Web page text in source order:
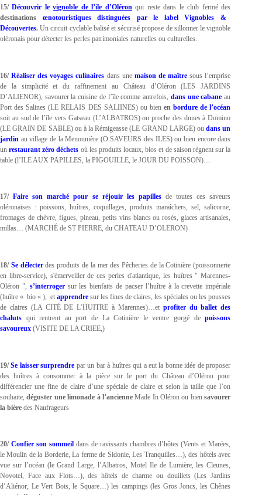
15/Découvrir levignoble de l’ile d’Oléron qui reste dans le club fermé des
destinations œnotouristiques distinguées par le label Vignobles &
Découvertes.Un circuit cyclable balisé et sécurisé propose de sillonner le vignoble
oléronais pour détecter les perles patrimoniales naturelles ou culturelles.
16/Réaliser des voyages culinaires dans une maison de maître sous l’emprise
de la simplicité et du raffinement au Château d’Oléron (LES JARDINS
D’ALIENOR), savourer la cuisine de l’île comme autrefois, dans une cabane au
Port des Salines (LE RELAIS DES SALIINES) ou bien enbordure de l’océan
soit au sud de l’île vers Gatseau (L’ALBATROS) ou proche des dunes à Domino
(LE GRAIN DE SABLE) ou à la Rémigeasse (LE GRAND LARGE) oudans un
jardin au village de la Menounière (O SAVEURS des ILES) ou bien encore dans
unrestaurant zéro déchets où les produits locaux, bios et de saison règnent sur la
table (l’ILE AUX PAPILLES, la PIGOUILLE, le JOUR DU POISSON)…
17/Faire son marché pour se réjouir les papillesde toutes ces saveurs
oléronaises : poissons, huîtres, coquillages, produits maraîchers, sel, salicorne,
fromages de chèvre, figues, pineau, petits vins blancs ou rosés, glaces artisanales,
millas… (MARCHÉ de ST PIERRE, du CHATEAU D’OLERON)
18/ Se délecterdes produits de la mer des Pêcheries de la Cotinière (poissonnerie
en libre-service), s'émerveiller de ces perles d'atlantique, les huîtres " Marennes-
Oléron ", s’interroger sur les bienfaits de pacser l’huître à la crevette impériale
(huître « bio « ), etapprendre sur les fines de claires, les spéciales ou les pousses
de claires (LA CITÉ DE L’HUITRE à Marennes)…et profiter du ballet des
chaluts qui rentrent au port de La Cotinière le ventre gorgé depoissons
savoureux (VISITE DE LA CRIEE,)
19/Se laisser surprendre par un bar à huîtres qui a eut la bonne idée de proposer
des huîtres à consommer à la pièce sur le port du Château d’Oléron pour
différencier une fine de claire d’une spéciale de claire et selon la taille que l’on
souhaite,déguster une limonade à l’ancienneMade In Oléron ou biensavourer
la bière des Naufrageurs
20/ Confier son sommeildans de ravissants chambres d’hôtes (Vents et Marées,
le Moulin de la Borderie, La ferme de Sidonie, Les Tranquilles…), des hôtels avec
vue sur l’océan (le Grand Large, l’Albatros, Motel Ile de Lumière, les Cleunes,
Novotel, Face aux Flots…), des hôtels de charme ou douillets (Les Jardins
d’Aliénor, Le Vert Bois, le Square…) les campings (les Gros Joncs, les Chênes